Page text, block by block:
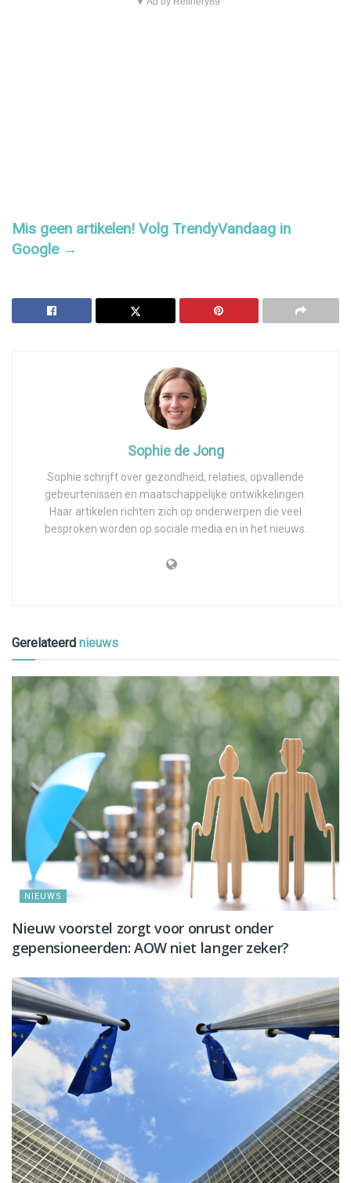
Mis geen artikelen! Volg TrendyVandaag in
Google →
Sophie de Jong
Sophie schrijft over gezondheid, relaties, opvallende
gebeurtenissen en maatschappelijke ontwikkelingen.
Haar artikelen richten zich op onderwerpen die veel
besproken worden op sociale media en in het nieuws.
Gerelateerd nieuws
NIEUWS
Nieuw voorstel zorgt voor onrust onder
gepensioneerden: AOW niet langer zeker?